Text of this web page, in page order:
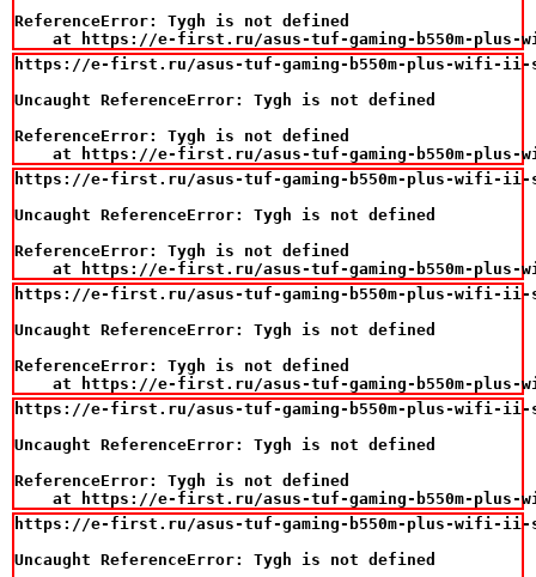
ReferenceError: Tygh is not defined
at https://e-first.ru/asus-tuf-gaming-b550m-
https://e-first.ru/asus-tuf-gaming-b550m-plus-wifi-ii-
Uncaught ReferenceError: Tygh is not defined
ReferenceError: Tygh is not defined
at https://e-first.ru/asus-tuf-gaming-b550m-
https://e-first.ru/asus-tuf-gaming-b550m-plus-wifi-ii-
Uncaught ReferenceError: Tygh is not defined
ReferenceError: Tygh is not defined
at https://e-first.ru/asus-tuf-gaming-b550m-
https://e-first.ru/asus-tuf-gaming-b550m-plus-wifi-ii-
Uncaught ReferenceError: Tygh is not defined
ReferenceError: Tygh is not defined
at https://e-first.ru/asus-tuf-gaming-b550m-
https://e-first.ru/asus-tuf-gaming-b550m-plus-wifi-ii-
Uncaught ReferenceError: Tygh is not defined
ReferenceError: Tygh is not defined
at https://e-first.ru/asus-tuf-gaming-b550m-
https://e-first.ru/asus-tuf-gaming-b550m-plus-wifi-ii-
Uncaught ReferenceError: Tygh is not defined